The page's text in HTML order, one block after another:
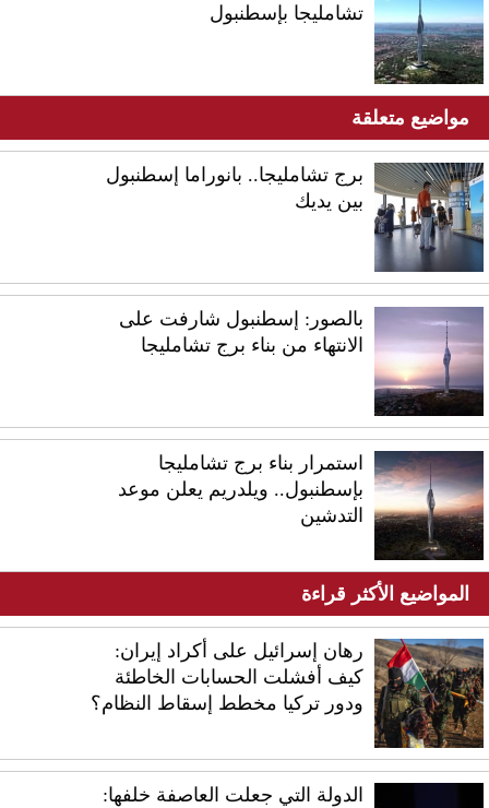
تشامليجا بإسطنبول
مواضيع متعلقة
برج تشامليجا.. بانوراما إسطنبول
بين يديك
بالصور: إسطنبول شارفت على
الانتهاء من بناء برج تشامليجا
استمرار بناء برج تشامليجا
بإسطنبول.. ويلدريم يعلن موعد
التدشين
المواضيع الأكثر قراءة
رهان إسرائيل على أكراد إيران:
كيف أفشلت الحسابات الخاطئة
ودور تركيا مخطط إسقاط النظام؟
الدولة التي جعلت العاصفة خلفها: